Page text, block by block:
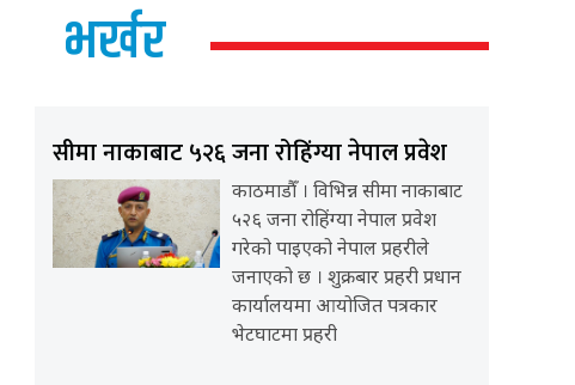
भर्खर
सीमा नाकाबाट ५२६ जना रोहिंग्या नेपाल प्रवेश
काठमाडौँ । विभिन्न सीमा नाकाबाट
५२६ जना रोहिंग्या नेपाल प्रवेश
गरेको पाइएको नेपाल प्रहरीले
जनाएको छ । शुक्रबार प्रहरी प्रधान
कार्यालयमा आयोजित पत्रकार
भेटघाटमा प्रहरी